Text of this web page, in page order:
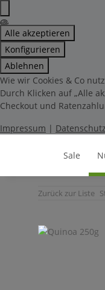
Alle akzeptieren
Konfigurieren
Ablehnen
Wie wir Cookies & Co
Durch Klicken auf „Alle
Checkout und
Impressum |
Sale
Zurück zur Liste